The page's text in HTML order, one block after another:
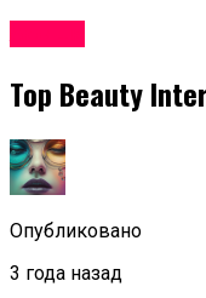
Top Beauty
Опубликовано
3 года назад